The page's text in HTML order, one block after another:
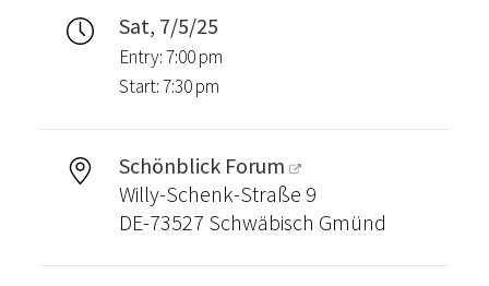
Sat, 7/5/25
Entry: 7:00 pm
Start: 7:30 pm
Schönblick Forum
Willy-Schenk-Straße 9
DE-73527 Schwäbisch Gmünd